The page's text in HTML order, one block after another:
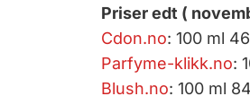
Priser edt (
Cdon.no: 100 ml
Parfyme-klikk.no:
Blush.no: 100 ml